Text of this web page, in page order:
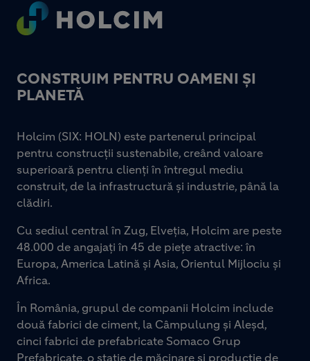
Footer
CONSTRUIM PENTRU OAMENI ȘI
PLANETĂ
Holcim (SIX: HOLN) este partenerul principal
pentru construcții sustenabile, creând valoare
superioară pentru clienți în întregul mediu
construit, de la infrastructură și industrie, până la
clădiri.
Cu sediul central în Zug, Elveția, Holcim are peste
48.000 de angajați în 45 de piețe atractive: în
Europa, America Latină și Asia, Orientul Mijlociu și
Africa.
În România, grupul de companii Holcim include
două fabrici de ciment, la Câmpulung și Aleșd,
cinci fabrici de prefabricate Somaco Grup
Prefabricate, o stație de măcinare și producție de